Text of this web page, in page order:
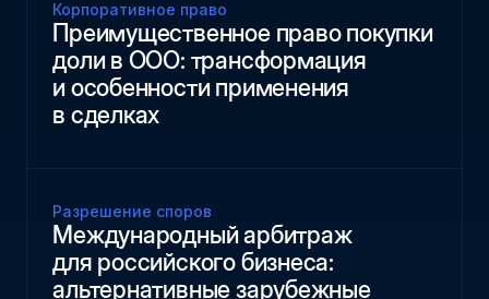
Корпоративное право
Преимущественное право покупки
доли в ООО: трансформация
и особенности применения
в сделках
Разрешение споров
Международный арбитраж
для российского бизнеса:
альтернативные зарубежные